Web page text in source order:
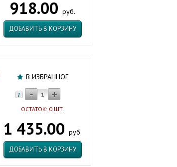
918.00 руб.
ДОБАВИТЬ В КОРЗИНУ
В ИЗБРАННОЕ
ОСТАТОК: 0 ШТ.
1 435.00 руб.
ДОБАВИТЬ В КОРЗИНУ